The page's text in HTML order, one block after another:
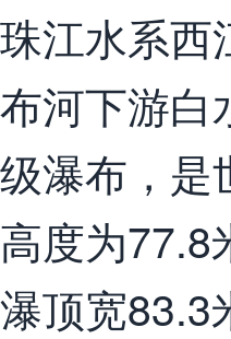
珠江水系西
布河下游白
级瀑布，是
高度为77.8
瀑顶宽83.3